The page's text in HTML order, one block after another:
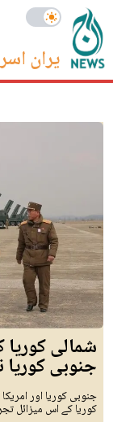
ایران
شمالی کوریا
جنوبی کوریا
جنوبی کوریا اور
کوریا کے اس میزائل